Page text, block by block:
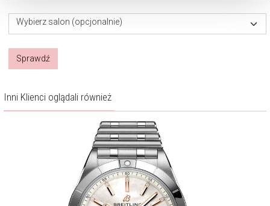
Wybierz salon (opcjonalnie)
Sprawdź
Inni Klienci oglądali również